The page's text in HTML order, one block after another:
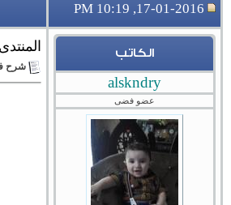
17-01-2016, 10:19 PM
الكاتب
alskndry
عضو فضى
شرح